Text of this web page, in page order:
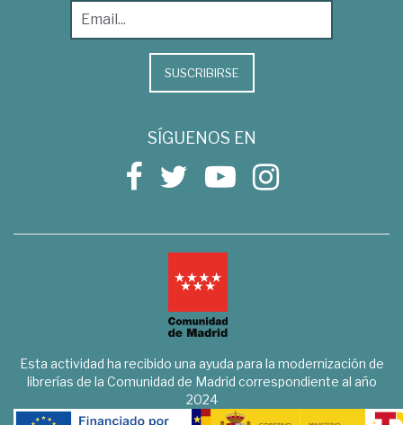
SUSCRIBIRSE
SÍGUENOS EN
Esta actividad ha recibido una ayuda para la modernización de
librerías de la Comunidad de Madrid correspondiente al año
2024